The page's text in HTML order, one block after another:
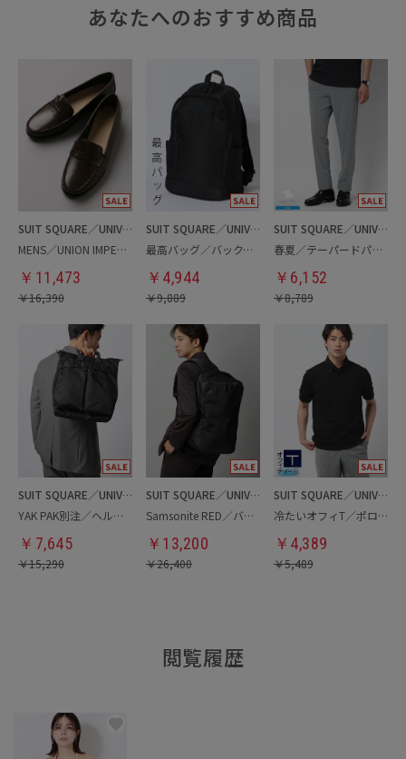
あなたへのおすすめ商品
SUIT SQUARE／UNIVERSAL LANGUAGE
MENS／UNION IMPERIAL監修／コインローファー
￥ 11,473
￥16,390
SUIT SQUARE／UNIVERSAL LANGUAGE
最高バッグ／バックパック
￥ 4,944
￥9,889
SUIT SQUARE／UNIVERSAL LANGUAGE
春夏／テーパードパンツ
￥ 6,152
￥8,789
SUIT SQUARE／UNIVERSAL LANGUAGE
YAK PAK別注／ヘルメットバッグ
￥ 7,645
￥15,290
SUIT SQUARE／UNIVERSAL LANGUAGE
Samsonite RED／バックパック
￥ 13,200
￥26,400
SUIT SQUARE／UNIVERSAL LANGUAGE
冷たいオフィT／ポロシャツ
￥ 4,389
￥5,489
閲覧履歴